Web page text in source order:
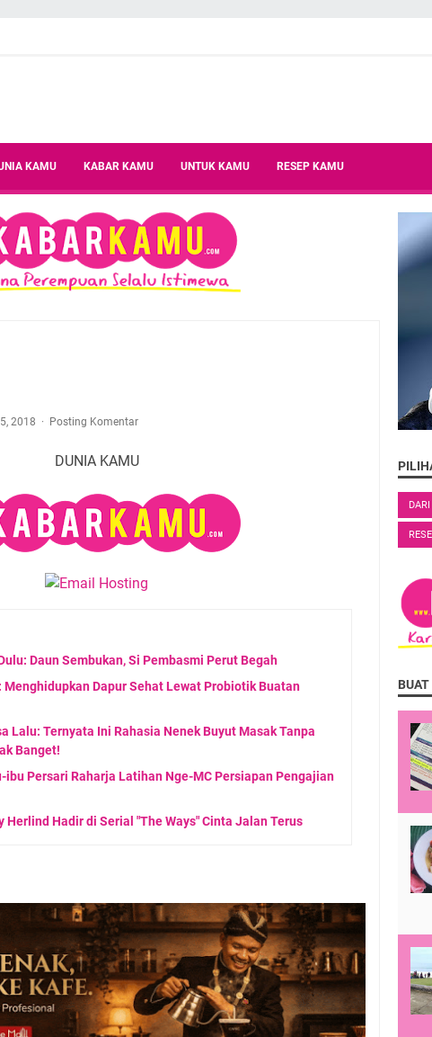
KAMU KABAR KAMU UNTUK KAMU RESEP KAMU
2018 Posting Komentar
DUNIA KAMU
Daun Sembukan, Si Pembasmi Perut Begah
Menghidupkan Dapur Sehat Lewat Probiotik Buatan
Lalu: Ternyata Ini Rahasia Nenek Buyut Masak Tanpa
Banget!
ibu Persari Raharja Latihan Nge-MC Persiapan Pengajian
Herlind Hadir di Serial "The Ways" Cinta Jalan Terus